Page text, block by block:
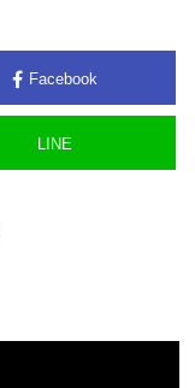
Facebook
LINE